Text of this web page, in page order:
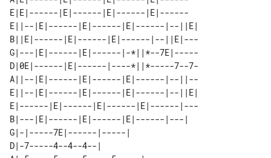
E|E|------|E|------|E|------|E|------
E||--|E|------|E|------|E|------|--||E|
B||E|------|E|------|E|------|--||E|---
G|---|E|------|E|------|-*||*--7E|-----
D|0E|------|E|------|----*||*-----7--7-
A||--|E|------|E|------|E|------|--||--
E||--|E|------|E|------|E|------|--||E|
E|------|E|------|E|------|E|------|---
B|---|E|------|E|------|E|------|---|
G|-|-----7E|------|-----|
D|-7-----4--4--4--|